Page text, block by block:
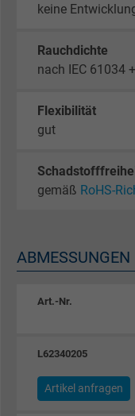
keine
Rauchdichte
nach IEC 61034
Flexibilität
gut
gemäß RoHS-
ABMESSUNGEN
Art.-Nr.
L62340205
Artikel anfragen